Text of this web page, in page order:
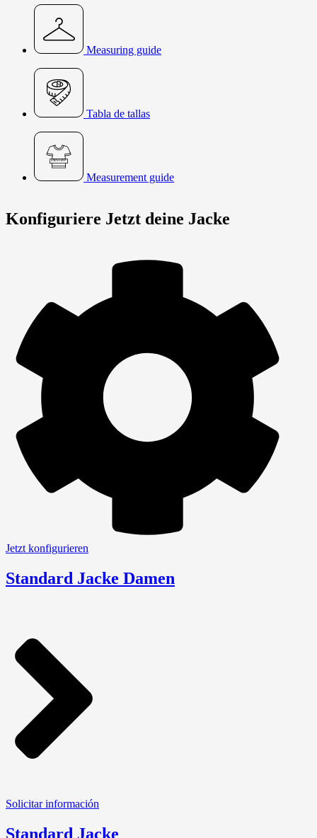
Measuring guide
Tabla de tallas
Measurement guide
Konfiguriere Jetzt deine Jacke
Jetzt konfigurieren
Standard Jacke Damen
Solicitar información
Standard Jacke